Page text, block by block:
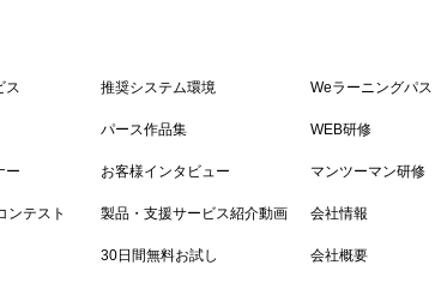
ス
ー
ンテスト
推奨システム環境
パース作品集
お客様インタビュー
製品・支援サービス紹介動画
30日間無料お試し
Weラーニングパス
WEB研修
マンツーマン研修
会社情報
会社概要